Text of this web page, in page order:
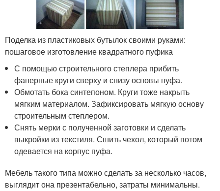
Поделка из пластиковых бутылок своими руками:
пошаговое изготовление квадратного пуфика
С помощью строительного степлера прибить
фанерные круги сверху и снизу основы пуфа.
Обмотать бока синтепоном. Круги тоже накрыть
мягким материалом. Зафиксировать мягкую основу
строительным степлером.
Снять мерки с полученной заготовки и сделать
выкройки из текстиля. Сшить чехол, который потом
одевается на корпус пуфа.
Мебель такого типа можно сделать за несколько часов,
выглядит она презентабельно, затраты минимальны.